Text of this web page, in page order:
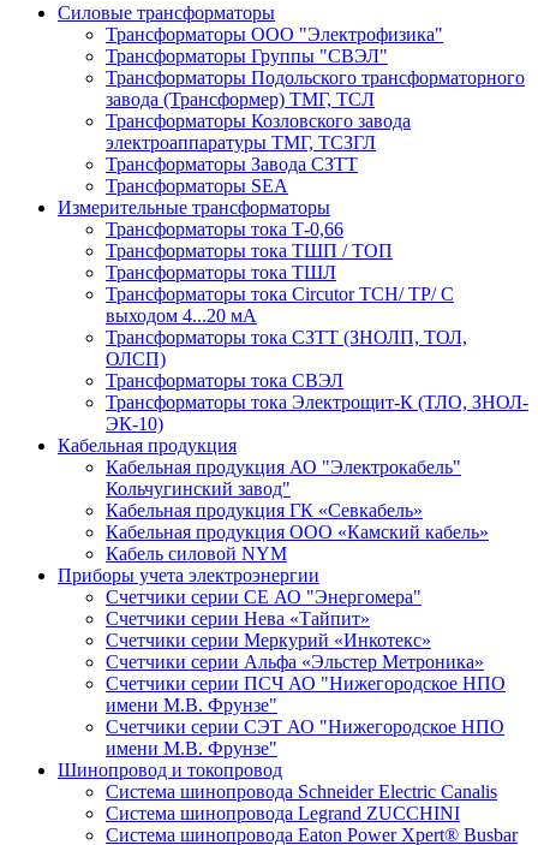
Силовые трансформаторы
Трансформаторы ООО "Электрофизика"
Трансформаторы Группы "СВЭЛ"
Трансформаторы Подольского трансформаторного
завода (Трансформер) ТМГ, ТСЛ
Трансформаторы Козловского завода
электроаппаратуры ТМГ, ТСЗГЛ
Трансформаторы Завода СЗТТ
Трансформаторы SEA
Измерительные трансформаторы
Трансформаторы тока Т-0,66
Трансформаторы тока ТШП / ТОП
Трансформаторы тока ТШЛ
Трансформаторы тока Circutor TCH/ TP/ С
выходом 4...20 мА
Трансформаторы тока СЗТТ (ЗНОЛП, ТОЛ,
ОЛСП)
Трансформаторы тока СВЭЛ
Трансформаторы тока Электрощит-К (ТЛО, ЗНОЛ-
ЭК-10)
Кабельная продукция
Кабельная продукция АО "Электрокабель"
Кольчугинский завод"
Кабельная продукция ГК «Севкабель»
Кабельная продукция ООО «Камский кабель»
Кабель силовой NYM
Приборы учета электроэнергии
Счетчики серии СЕ АО "Энергомера"
Счетчики серии Нева «Тайпит»
Счетчики серии Меркурий «Инкотекс»
Счетчики серии Альфа «Эльстер Метроника»
Счетчики серии ПСЧ АО "Нижегородское НПО
имени М.В. Фрунзе"
Счетчики серии СЭТ АО "Нижегородское НПО
имени М.В. Фрунзе"
Шинопровод и токопровод
Система шинопровода Schneider Electric Canalis
Система шинопровода Legrand ZUCCHINI
Система шинопровода Eaton Power Xpert® Busbar